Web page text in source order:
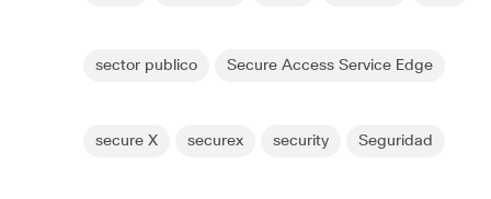
sector publico Secure Access Service Edge
secure X securex security Seguridad